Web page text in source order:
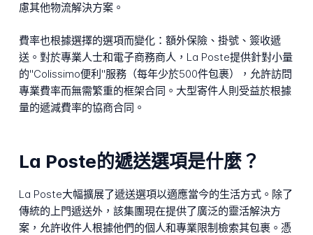
慮其他物流解決方案。
費率也根據選擇的選項而變化：額外保險、掛號、簽收遞
送。對於專業人士和電子商務商人，La Poste提供針對小量
的"Colissimo便利"服務（每年少於500件包裹），允許訪問
專業費率而無需繁重的框架合同。大型寄件人則受益於根據
量的遞減費率的協商合同。
La Poste的遞送選項是什麼？
La Poste大幅擴展了遞送選項以適應當今的生活方式。除了
傳統的上門遞送外，該集團現在提供了廣泛的靈活解決方
案，允許收件人根據他們的個人和專業限制檢索其包裹。憑